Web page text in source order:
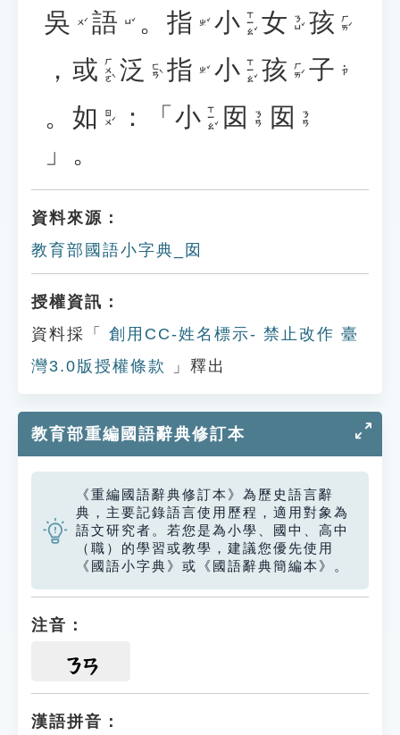
吳 ㄨˊ 語 ㄩˇ 。 指 ㄓˇ 小 ㄒㄧㄠˇ 女 ㄋㄩˇ 孩 ㄏㄞˊ
， 或 ㄏㄨㄛˋ 泛 ㄈㄢˋ 指 ㄓˇ 小 ㄒㄧㄠˇ 孩 ㄏㄞˊ 子 ˙ㄗ
。 如 ㄖㄨˊ ：「 小 ㄒㄧㄠˇ 囡 ㄋㄢ 囡 ㄋㄢ
」。
資料來源：
教育部國語小字典_囡
授權資訊：
資料採「
創用CC-姓名標示- 禁止改作 臺
灣3.0版授權條款
」釋出
教育部重編國語辭典修訂本
《重編國語辭典修訂本》為歷史語言辭
典，主要記錄語言使用歷程，適用對象為
語文研究者。若您是為小學、國中、高中
（職）的學習或教學，建議您優先使用
《國語小字典》或《國語辭典簡編本》。
注音：
ㄋㄢ
漢語拼音：